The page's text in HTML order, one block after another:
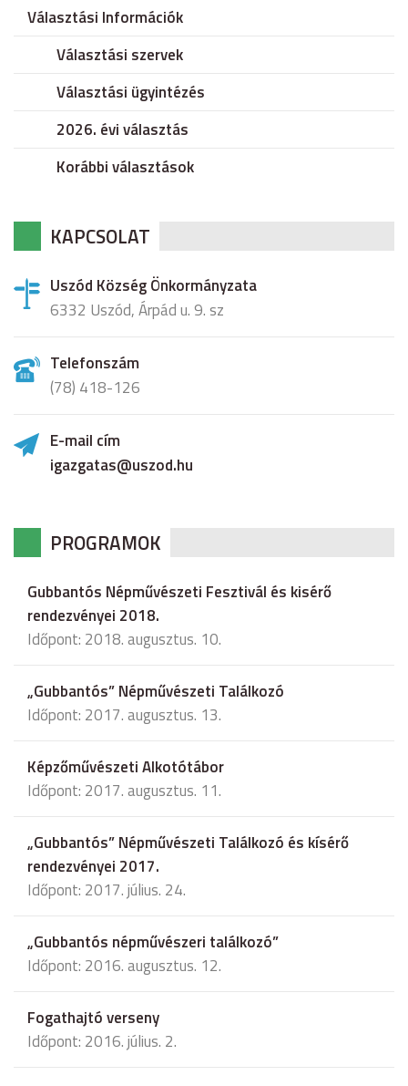
Választási Információk
Választási szervek
Választási ügyintézés
2026. évi választás
Korábbi választások
KAPCSOLAT
Uszód Község Önkormányzata
6332 Uszód, Árpád u. 9. sz
Telefonszám
(78) 418-126
E-mail cím
igazgatas@uszod.hu
PROGRAMOK
Gubbantós Népművészeti Fesztivál és kisérő
rendezvényei 2018.
Időpont: 2018. augusztus. 10.
„Gubbantós” Népművészeti Találkozó
Időpont: 2017. augusztus. 13.
Képzőművészeti Alkotótábor
Időpont: 2017. augusztus. 11.
„Gubbantós” Népművészeti Találkozó és kísérő
rendezvényei 2017.
Időpont: 2017. július. 24.
„Gubbantós népművészeri találkozó”
Időpont: 2016. augusztus. 12.
Fogathajtó verseny
Időpont: 2016. július. 2.